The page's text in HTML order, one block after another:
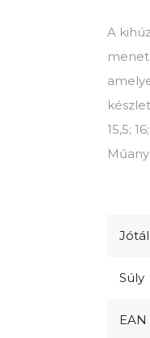
A
készlet
15,5;
Súly